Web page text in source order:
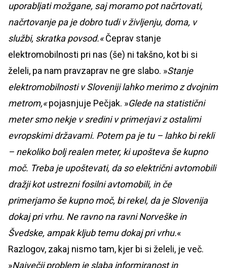
uporabljati možgane, saj moramo pot načrtovati,
načrtovanje pa je dobro tudi v življenju, doma, v
službi, skratka povsod.«Čeprav stanje
elektromobilnosti pri nas (še) ni takšno, kot bi si
želeli, pa nam pravzaprav ne gre slabo. »Stanje
elektromobilnosti v Sloveniji lahko merimo z dvojnim
metrom,«pojasnjuje Pečjak. »Glede na statistični
meter smo nekje v sredini v primerjavi z ostalimi
evropskimi državami. Potem pa je tu – lahko bi rekli
– nekoliko bolj realen meter, ki upošteva še kupno
moč. Treba je upoštevati, da so električni avtomobili
dražji kot ustrezni fosilni avtomobili, in če
primerjamo še kupno moč, bi rekel, da je Slovenija
dokaj pri vrhu. Ne ravno na ravni Norveške in
Švedske, ampak kljub temu dokaj pri vrhu.«
Razlogov, zakaj nismo tam, kjer bi si želeli, je več.
»Največji problem je slaba informiranost in